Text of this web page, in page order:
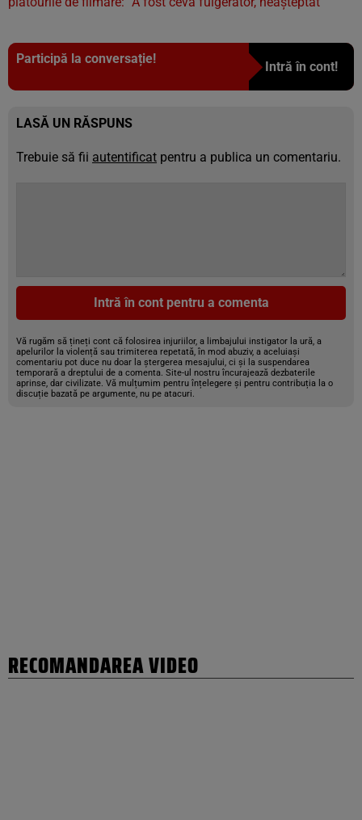
Participă la conversație!
Intră în cont!
LASĂ UN RĂSPUNS
Trebuie să fii autentificat pentru a publica un comentariu.
Intră în cont pentru a comenta
Vă rugăm să țineți cont că folosirea injuriilor, a limbajului instigator la ură, a
apelurilor la violență sau trimiterea repetată, în mod abuziv, a aceluiași
comentariu pot duce nu doar la ștergerea mesajului, ci și la suspendarea
temporară a dreptului de a comenta. Site-ul nostru încurajează dezbaterile
aprinse, dar civilizate. Vă mulțumim pentru înțelegere și pentru contribuția la o
discuție bazată pe argumente, nu pe atacuri.
RECOMANDAREA VIDEO